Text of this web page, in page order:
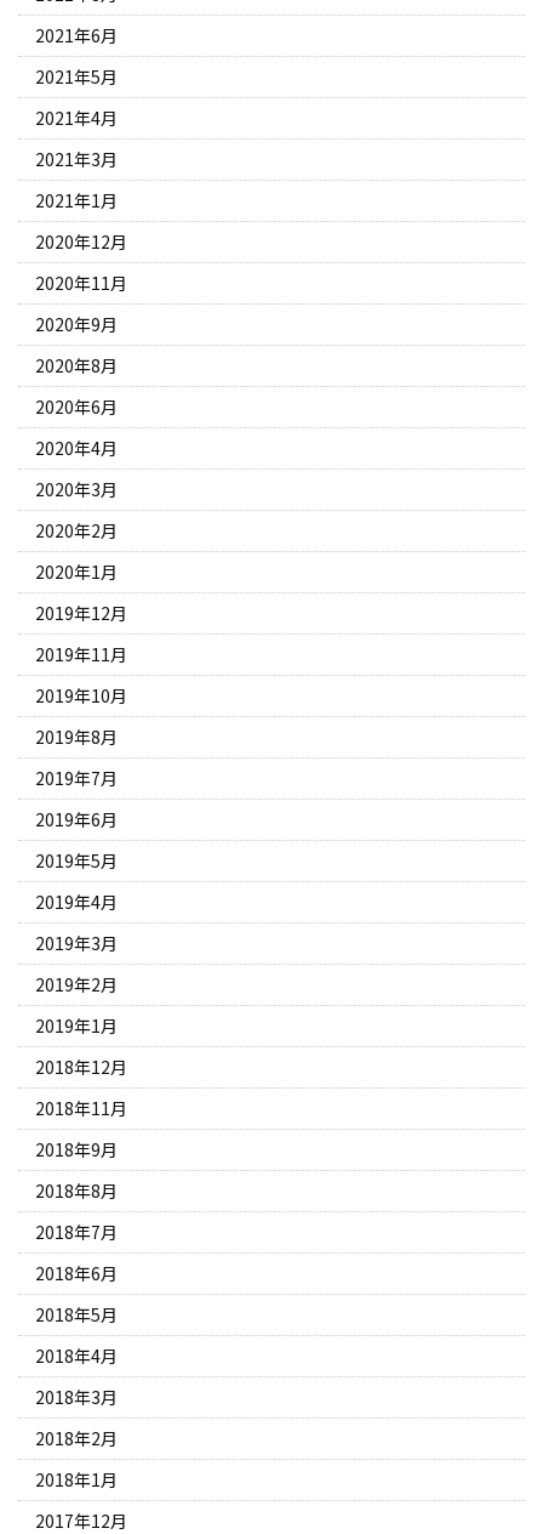
2021年6月
2021年5月
2021年4月
2021年3月
2021年1月
2020年12月
2020年11月
2020年9月
2020年8月
2020年6月
2020年4月
2020年3月
2020年2月
2020年1月
2019年12月
2019年11月
2019年10月
2019年8月
2019年7月
2019年6月
2019年5月
2019年4月
2019年3月
2019年2月
2019年1月
2018年12月
2018年11月
2018年9月
2018年8月
2018年7月
2018年6月
2018年5月
2018年4月
2018年3月
2018年2月
2018年1月
2017年12月